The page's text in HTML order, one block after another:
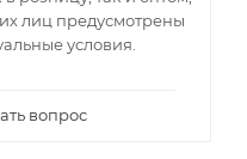
лиц предусмотрены
условия.
вопрос